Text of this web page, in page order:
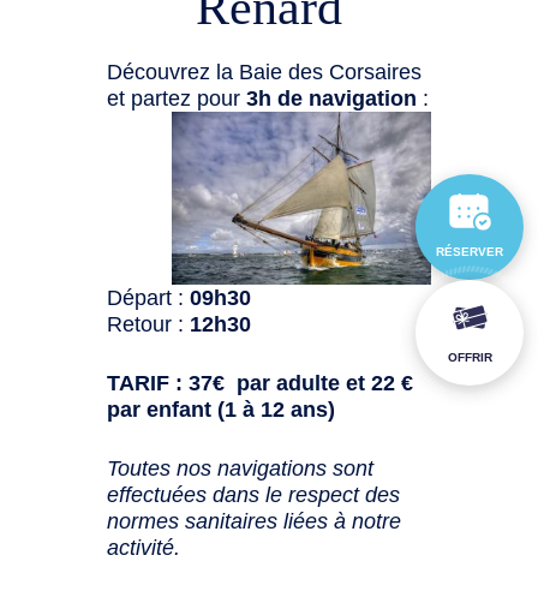
Découvrez la Baie des Corsaires
et partez pour3h de navigation :
Départ :09h30
Retour : 12h30
TARIF : 37€ par adulte et 22 €
par enfant (1 à 12 ans)
Toutes nos navigations sont
effectuées dans le respect des
normes sanitaires liées à notre
activité.
RÉSERVER
OFFRIR